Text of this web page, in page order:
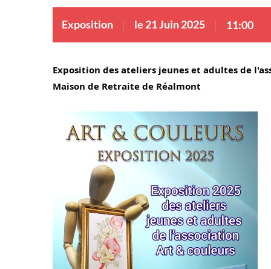
Exposition le 21 Juin 2025 11:00
Exposition des ateliers jeunes et adultes de
Maison de Retraite de Réalmont